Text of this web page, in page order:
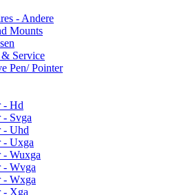
- Andere
Mounts
Service
Pen/ Pointer
- Hd
- Svga
- Uhd
- Uxga
- Wuxga
- Wvga
- Wxga
- Xga